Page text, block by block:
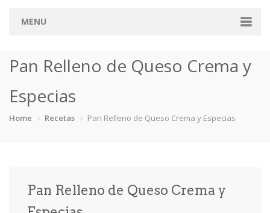
MENU
Categorias
Aderezos
Pan Relleno de Queso Crema y
Especias
Home Recetas Pan Relleno de Queso Crema y Especias
Pan Relleno de Queso Crema y